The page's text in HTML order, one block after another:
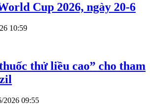
Cup 2026, ngày 20-6
10:59
thử liều cao” cho tham
2026 09:55